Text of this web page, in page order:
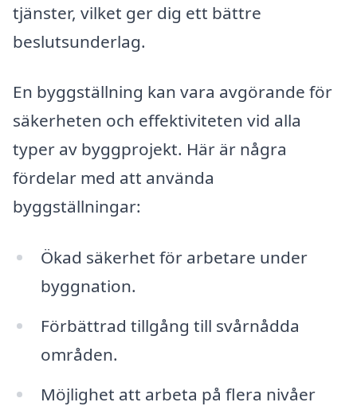
tjänster, vilket ger dig ett bättre
beslutsunderlag.
En byggställning kan vara avgörande för
säkerheten och effektiviteten vid alla
typer av byggprojekt. Här är några
fördelar med att använda
byggställningar:
Ökad säkerhet för arbetare under
byggnation.
Förbättrad tillgång till svårnådda
områden.
Möjlighet att arbeta på flera nivåer